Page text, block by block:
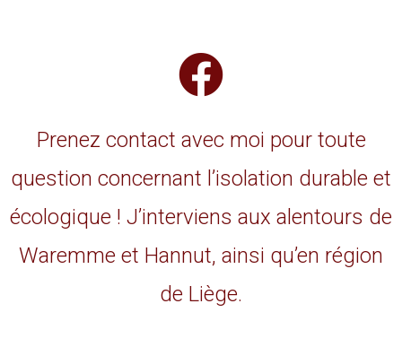
Prenez contact avec moi pour toute
question concernant l’isolation durable et
écologique ! J’interviens aux alentours de
Waremme et Hannut, ainsi qu’en région
de Liège.